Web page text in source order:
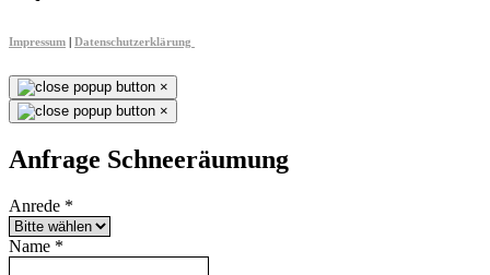
Impressum | Datenschutzerklärung
×
×
Anfrage Schneeräumung
Anrede *
Name *